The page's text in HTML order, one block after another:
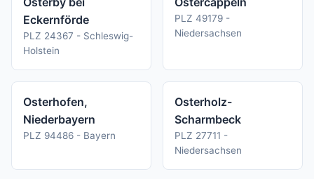
Eckernförde
PLZ 24367 - Schleswig-
Holstein
PLZ 49179 -
Niedersachsen
Osterhofen,
Niederbayern
PLZ 94486 - Bayern
Osterholz-
Scharmbeck
PLZ 27711 -
Niedersachsen